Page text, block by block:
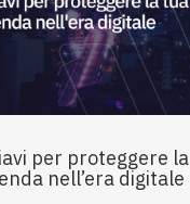
per proteggere la
nell’era digitale